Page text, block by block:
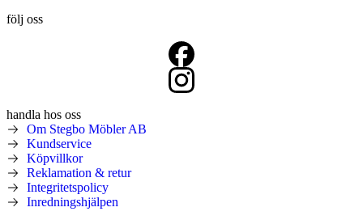
följ oss
handla hos oss
Om Stegbo Möbler AB
Kundservice
Köpvillkor
Reklamation & retur
Integritetspolicy
Inredningshjälpen